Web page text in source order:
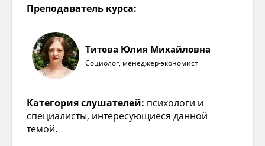
Преподаватель курса:
Титова Юлия Михайловна
Социолог, менеджер-экономист
Категория слушателей: психологи и
специалисты, интересующиеся данной
темой.